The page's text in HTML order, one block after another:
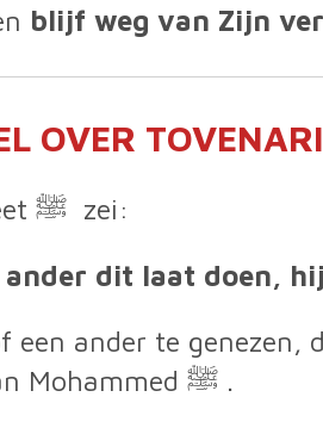
blijf weg van Zijn
OVER
De Profeet ﷺ zei:
dit laat doen,
ander te genezen,
gemeenschap van Mohammed ﷺ .